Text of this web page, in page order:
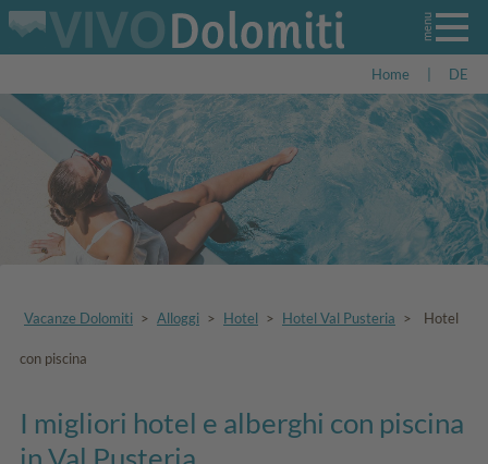
Home DE
Vacanze Dolomiti > Alloggi > Hotel > Hotel Val Pusteria > Hotel
con piscina
I migliori hotel e alberghi con piscina